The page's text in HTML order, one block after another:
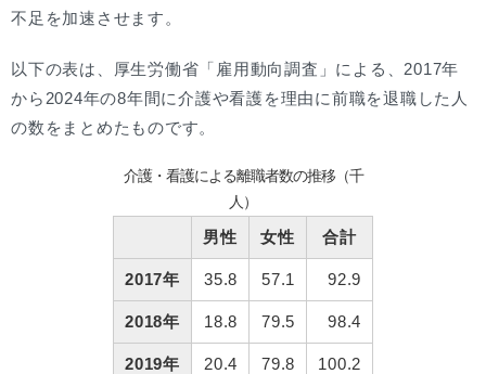
不足を加速させます。
以下の表は、厚生労働省「雇用動向調査」による、2017年
から2024年の8年間に介護や看護を理由に前職を退職した人
の数をまとめたものです。
介護・看護による離職者数の推移（千
人）
男性 女性 合計
2017年 35.8 57.1 92.9
2018年 18.8 79.5 98.4
2019年 20.4 79.8 100.2